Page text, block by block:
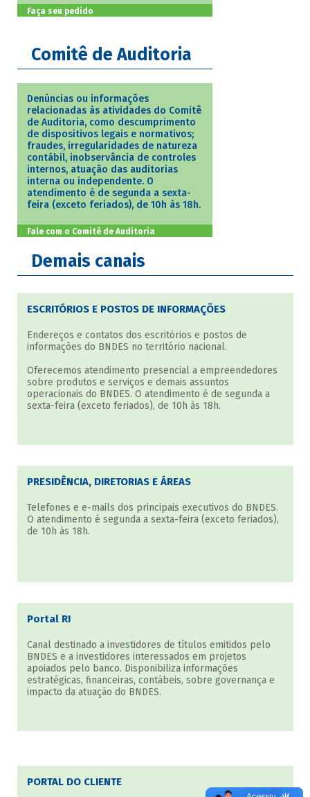
Faça seu pedido
Comitê de Auditoria
Denúncias ou informações
relacionadas às atividades do Comitê
de Auditoria, como descumprimento
de dispositivos legais e normativos;
fraudes, irregularidades de natureza
contábil, inobservância de controles
internos, atuação das auditorias
interna ou independente. O
atendimento é de segunda a sexta-
feira (exceto feriados), de 10h às 18h.
Fale com o Comitê de Auditoria
Demais canais
ESCRITÓRIOS E POSTOS DE INFORMAÇÕES
Endereços e contatos dos escritórios e postos de
informações do BNDES no território nacional.
Oferecemos atendimento presencial a empreendedores
sobre produtos e serviços e demais assuntos
operacionais do BNDES. O atendimento é de segunda a
sexta-feira (exceto feriados), de 10h às 18h.
PRESIDÊNCIA, DIRETORIAS E ÁREAS
Telefones e e-mails dos principais executivos do BNDES.
O atendimento é segunda a sexta-feira (exceto feriados),
de 10h às 18h.
Portal RI
Canal destinado a investidores de títulos emitidos pelo
BNDES e a investidores interessados em projetos
apoiados pelo banco. Disponibiliza informações
estratégicas, financeiras, contábeis, sobre governança e
impacto da atuação do BNDES.
PORTAL DO CLIENTE